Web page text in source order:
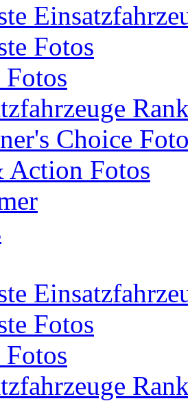
Fotos
Fotos
Choice
Fotos
Fotos
Fotos